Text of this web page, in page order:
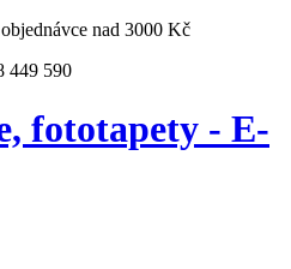
nad 3000 Kč
449 590
fototapety - E-